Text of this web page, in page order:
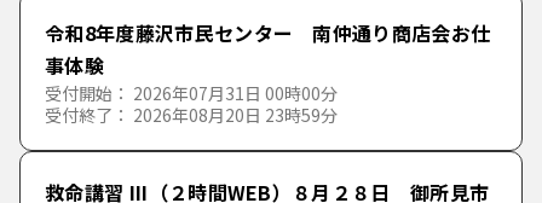
令和8年度藤沢市民センター 南仲通り商店会お仕
事体験
受付開始： 2026年07月31日 00時00分
受付終了： 2026年08月20日 23時59分
救命講習 III（２時間WEB）８月２８日 御所見市